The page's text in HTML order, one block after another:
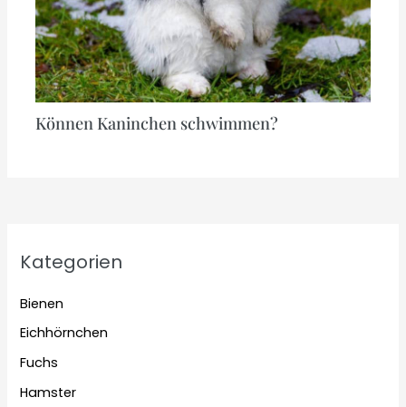
Können Kaninchen schwimmen?
Kategorien
Bienen
Eichhörnchen
Fuchs
Hamster